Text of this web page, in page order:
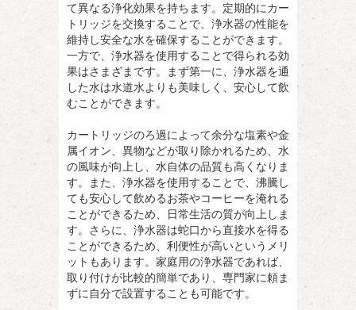
て異なる浄化効果を持ちます。定期的にカー
トリッジを交換することで、浄水器の性能を
維持し安全な水を確保することができます。
一方で、浄水器を使用することで得られる効
果はさまざまです。まず第一に、浄水器を通
した水は水道水よりも美味しく、安心して飲
むことができます。
カートリッジのろ過によって余分な塩素や金
属イオン、異物などが取り除かれるため、水
の風味が向上し、水自体の品質も高くなりま
す。また、浄水器を使用することで、沸騰し
ても安心して飲めるお茶やコーヒーを淹れる
ことができるため、日常生活の質が向上しま
す。さらに、浄水器は蛇口から直接水を得る
ことができるため、利便性が高いというメリ
ットもあります。家庭用の浄水器であれば、
取り付けが比較的簡単であり、専門家に頼ま
ずに自分で設置することも可能です。